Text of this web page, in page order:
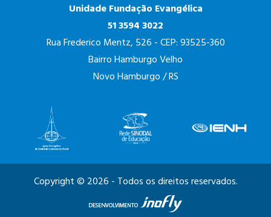
Unidade Fundação Evangélica
51 3594 3022
Rua Frederico Mentz, 526 - CEP: 93525-360
Bairro Hamburgo Velho
Novo Hamburgo / RS
Copyright © 2026 - Todos os direitos reservados.